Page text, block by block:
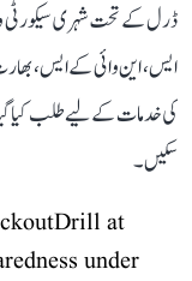
ڈرل کے تحت شہری سیکورٹی
ایس، این وائی کے ایس،
کی خدمات کے لیے طلب کیا
سکیں۔
at
under